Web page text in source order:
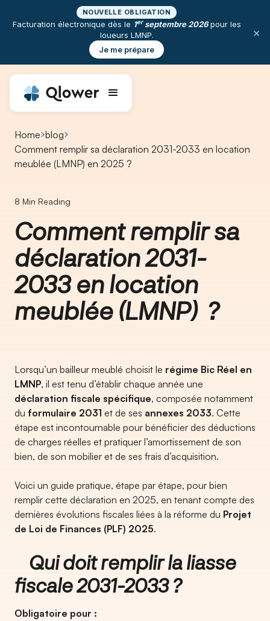
NOUVELLE OBLIGATION
Facturation électronique dès le 1erseptembre 2026pour les
loueurs LMNP.
Je me prépare
×
Home blog
Comment remplir sa déclaration 2031-2033 en location
meublée (LMNP) en 2025 ?
8 Min Reading
Comment remplir sa
déclaration 2031-
2033 en location
meublée (LMNP) ?
Lorsqu’un bailleur meublé choisit le régime Bic Réel en
LMNP, il est tenu d’établir chaque année une
déclaration fiscale spécifique, composée notamment
du formulaire 2031 et de ses annexes 2033. Cette
étape est incontournable pour bénéficier des déductions
de charges réelles et pratiquer l’amortissement de son
bien, de son mobilier et de ses frais d’acquisition.
Voici un guide pratique, étape par étape, pour bien
remplir cette déclaration en 2025, en tenant compte des
dernières évolutions fiscales liées à la réforme du Projet
de Loi de Finances (PLF) 2025.
Qui doit remplir la liasse
fiscale 2031-2033 ?
Obligatoire pour :